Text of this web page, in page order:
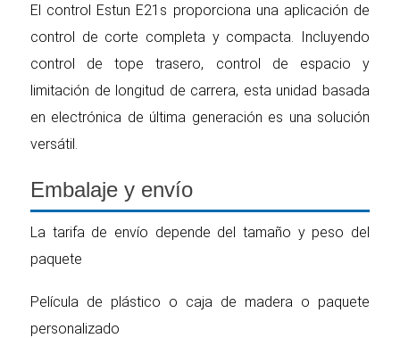
El control Estun E21s proporciona una aplicación de
control de corte completa y compacta. Incluyendo
control de tope trasero, control de espacio y
limitación de longitud de carrera, esta unidad basada
en electrónica de última generación es una solución
versátil.
Embalaje y envío
La tarifa de envío depende del tamaño y peso del
paquete
Película de plástico o caja de madera o paquete
personalizado